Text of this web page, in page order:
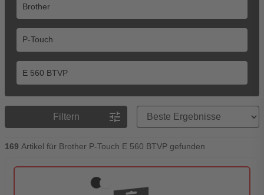
Filtern tune
Preisreihenfolge
169 Artikel für Brother P-Touch E 560 BTVP gefunden